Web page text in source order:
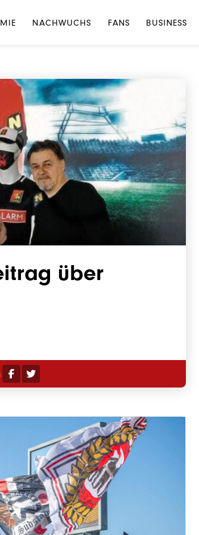
NACHWUCHS FANS BUSINESS
über